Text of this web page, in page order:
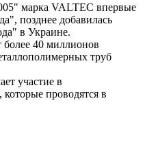
марка VALTEC впервые
позднее добавилась
в Украине.
40 миллионов
труб
участие в
проводятся в